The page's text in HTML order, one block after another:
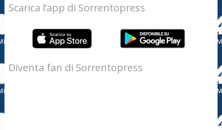
Scarica l’app di Sorrentopress
Diventa fan di Sorrentopress